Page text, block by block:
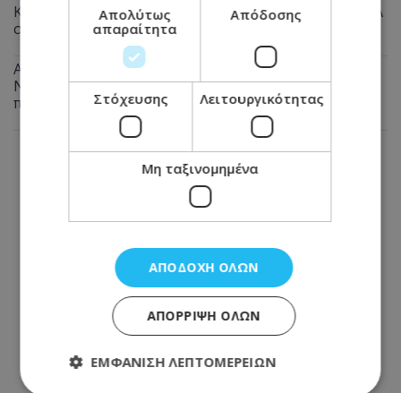
Καταγγελία πολίτη: Αυτό που συνέβη στις θέσεις ΑμεΑ
στη Λάρνακα προκαλεί οργή - Φωτογραφία
Αναστάτωση από πυρκαγιά σε μπυραρία στην Αγία
Νάπα τα ξημερώματα - Την έσβησαν οι ιδιοκτήτες
πριν φτάσει η Πυροσβεστική
Απολύτως
απαραίτητα
Απόδοσης
Στόχευσης Λειτουργικότητας
Μη ταξινομημένα
ΑΠΟΔΟΧΉ ΌΛΩΝ
ΑΠΌΡΡΙΨΗ ΌΛΩΝ
ΕΜΦΆΝΙΣΗ ΛΕΠΤΟΜΕΡΕΙΏΝ